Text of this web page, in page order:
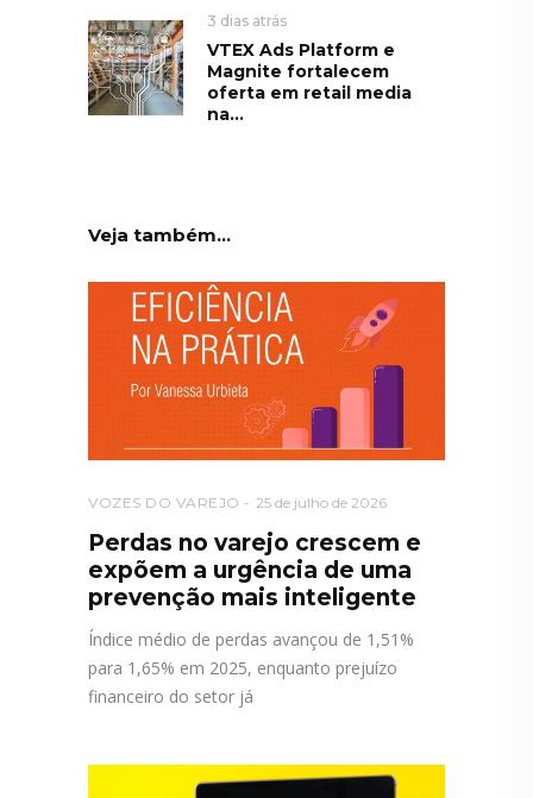
3 dias atrás
VTEX Ads Platform e
Magnite fortalecem
oferta em retail media
na...
Veja também...
VOZES DO VAREJO 25 de julho de 2026
Perdas no varejo crescem e
expõem a urgência de uma
prevenção mais inteligente
Índice médio de perdas avançou de 1,51%
para 1,65% em 2025, enquanto prejuízo
financeiro do setor já